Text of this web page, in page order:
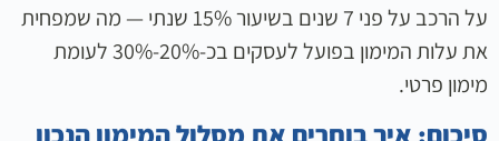
על הרכב על פני 7 שנים בשיעור 15% שנתי — מה שמפחית
את עלות המימון בפועל לעסקים בכ-20%-30% לעומת
מימון פרטי.